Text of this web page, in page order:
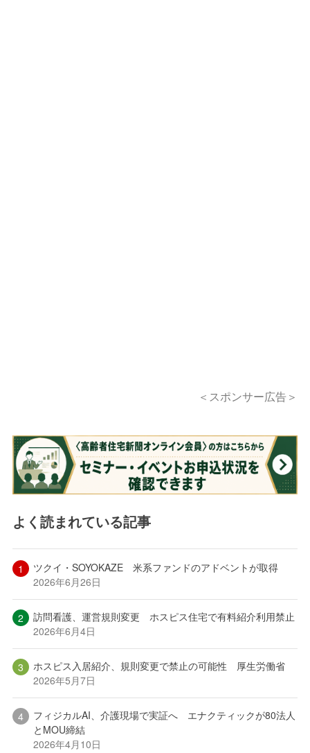
＜スポンサー広告＞
よく読まれている記事
ツクイ・SOYOKAZE 米系ファンドのアドベントが取得
2026年6月26日
訪問看護、運営規則変更 ホスピス住宅で有料紹介利用禁止
2026年6月4日
ホスピス入居紹介、規則変更で禁止の可能性 厚生労働省
2026年5月7日
フィジカルAI、介護現場で実証へ エナクティックが80法人
とMOU締結
2026年4月10日